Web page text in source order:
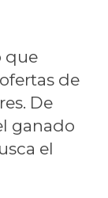
que
de
De
ganado
el